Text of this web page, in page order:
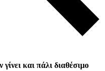
και πάλι διαθέσιμο